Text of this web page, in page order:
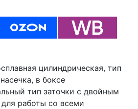
цилиндрическая, тип
в боксе
тип заточки с двойным
работы со всеми